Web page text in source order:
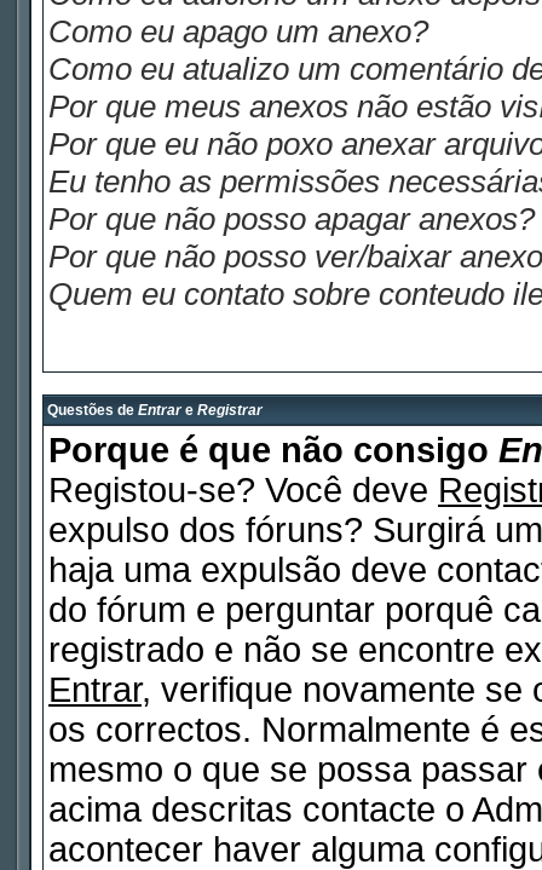
Como eu apago um anexo?
Como eu atualizo um comentário
Por que meus anexos não estão
Por que eu não poxo anexar
Eu tenho as permissões
Por que não posso apagar anexos?
Por que não posso ver/baixar
Quem eu contato sobre conteudo
Questões de Entrare Registrar
Porque é que não consigo
Registou-se? Você deve
expulso dos fóruns? Surgirá
haja uma expulsão deve
do fórum e perguntar porquê
registrado e não se encontre
Entrar, verifique novamente se
os correctos. Normalmente é
mesmo o que se possa
acima descritas contacte o
acontecer haver alguma